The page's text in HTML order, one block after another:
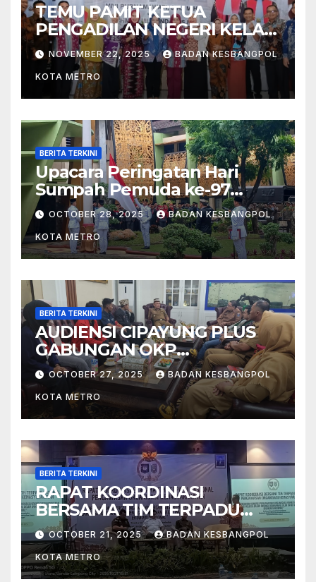
TEMU PAMIT KETUA
PENGADILAN NEGERI KELAS
I B METRO
NOVEMBER 22, 2025 BADAN KESBANGPOL
KOTA METRO
BERITA TERKINI
Upacara Peringatan Hari
Sumpah Pemuda ke-97
Tahun 2025 di Kota Metro
OCTOBER 28, 2025 BADAN KESBANGPOL
KOTA METRO
BERITA TERKINI
AUDIENSI CIPAYUNG PLUS
GABUNGAN OKP
MAHASISWA KOTA METRO
BERSAMA WALIKOTA METRO
OCTOBER 27, 2025 BADAN KESBANGPOL
KOTA METRO
BERITA TERKINI
RAPAT KOORDINASI
BERSAMA TIM TERPADU
NASIONAL PENGAWASAN
ORGANISASI
KEMASYARAKATAN (ORMAS)
OCTOBER 21, 2025 BADAN KESBANGPOL
KOTA METRO